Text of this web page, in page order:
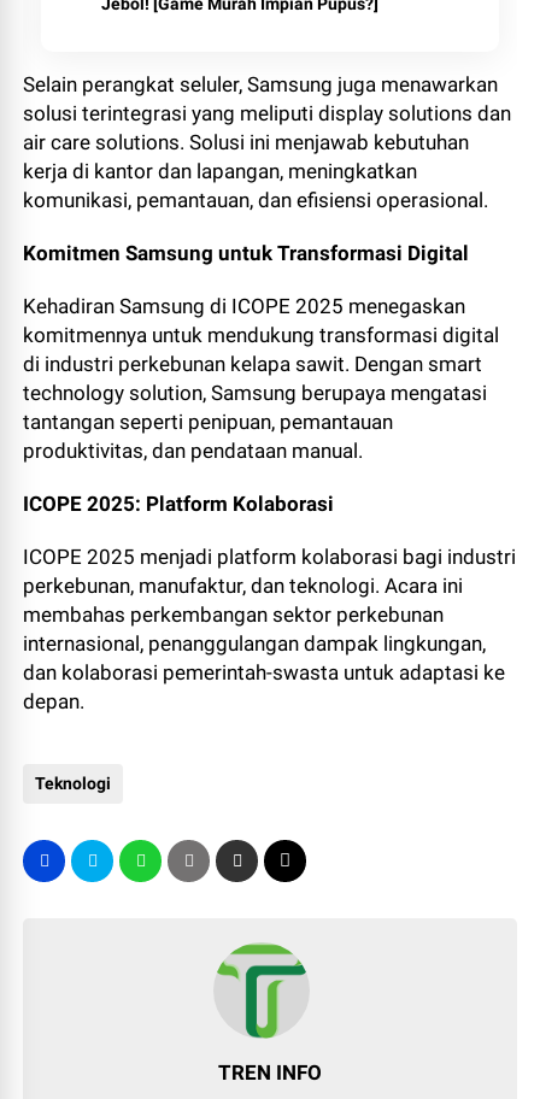
Selain perangkat seluler, Samsung juga menawarkan
solusi terintegrasi yang meliputi display solutions dan
air care solutions. Solusi ini menjawab kebutuhan
kerja di kantor dan lapangan, meningkatkan
komunikasi, pemantauan, dan efisiensi operasional.
Komitmen Samsung untuk Transformasi Digital
Kehadiran Samsung di ICOPE 2025 menegaskan
komitmennya untuk mendukung transformasi digital
di industri perkebunan kelapa sawit. Dengan smart
technology solution, Samsung berupaya mengatasi
tantangan seperti penipuan, pemantauan
produktivitas, dan pendataan manual.
ICOPE 2025: Platform Kolaborasi
ICOPE 2025 menjadi platform kolaborasi bagi industri
perkebunan, manufaktur, dan teknologi. Acara ini
membahas perkembangan sektor perkebunan
internasional, penanggulangan dampak lingkungan,
dan kolaborasi pemerintah-swasta untuk adaptasi ke
depan.
Teknologi
TREN INFO